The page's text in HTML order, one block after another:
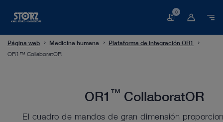
Cesta
0
Página web Medicina humana
Plataforma de integración OR1
OR1™ CollaboratOR
OR1 ™ CollaboratOR
El cuadro de mandos de gran dimensión